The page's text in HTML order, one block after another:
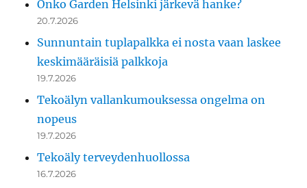
Onko Garden Helsinki järkevä hanke?
20.7.2026
Sunnuntain tuplapalkka ei nosta vaan laskee
keskimääräisiä palkkoja
19.7.2026
Tekoälyn vallankumouksessa ongelma on
nopeus
19.7.2026
Tekoäly terveydenhuollossa
16.7.2026